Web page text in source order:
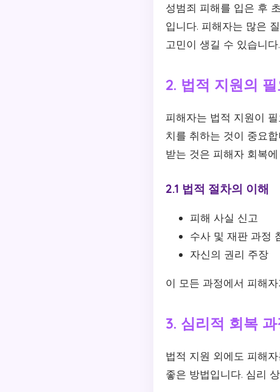
성범죄 피해를 입은 후
입니다. 피해자는 많은
고민이 생길 수 있습니다.
2. 법적 지원의
피해자는 법적 지원이
치를 취하는 것이 중요
받는 것은 피해자 회복
2.1 법적 절차의 이해
피해 사실 신고
수사 및 재판 과정
자신의 권리 주장
이 모든 과정에서 피해
3. 심리적 회복 과
법적 지원 외에도 피해
좋은 방법입니다. 심리